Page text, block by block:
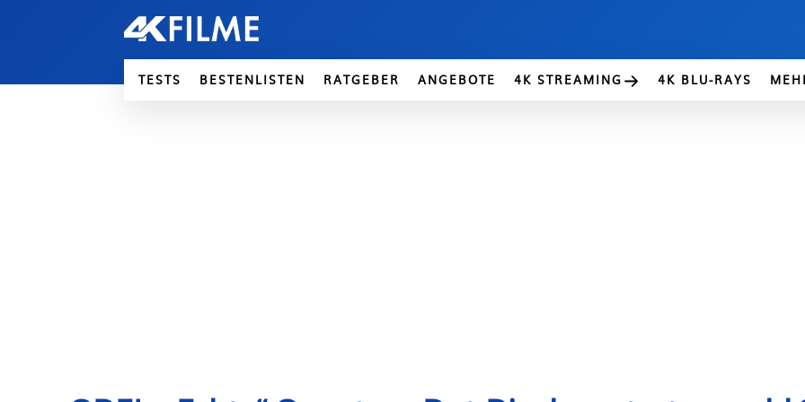
TESTS BESTENLISTEN RATGEBER ANGEBOTE 4K STREAMING 4K BLU-RAYS